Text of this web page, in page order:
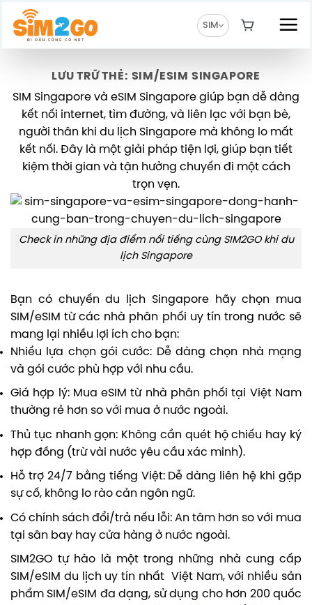
Chuyển
đến
SIM
LƯU TRỮ THẺ: SIM/ESIM SINGAPORE
SIM Singapore và eSIM Singapore giúp bạn dễ dàng
kết nối internet, tìm đường, và liên lạc với bạn bè,
người thân khi du lịch Singapore mà không lo mất
kết nối. Đây là một giải pháp tiện lợi, giúp bạn tiết
kiệm thời gian và tận hưởng chuyến đi một cách
trọn vẹn.
Check in những địa điểm nổi tiếng cùng SIM2GO khi du
lịch Singapore
Bạn có chuyến du lịch Singapore hãy chọn mua
SIM/eSIM từ các nhà phân phối uy tín trong nước sẽ
mang lại nhiều lợi ích cho bạn:
Nhiều lựa chọn gói cước: Dễ dàng chọn nhà mạng
và gói cước phù hợp với nhu cầu.
Giá hợp lý: Mua eSIM từ nhà phân phối tại Việt Nam
thường rẻ hơn so với mua ở nước ngoài.
Thủ tục nhanh gọn: Không cần quét hộ chiếu hay ký
hợp đồng (trừ vài nước yêu cầu xác minh).
Hỗ trợ 24/7 bằng tiếng Việt: Dễ dàng liên hệ khi gặp
sự cố, không lo rào cản ngôn ngữ.
Có chính sách đổi/trả nếu lỗi: An tâm hơn so với mua
tại sân bay hay cửa hàng ở nước ngoài.
SIM2GO tự hào là một trong những nhà cung cấp
SIM/eSIM du lịch uy tín nhất Việt Nam, với nhiều sản
phẩm SIM/eSIM đa dạng, sử dụng cho hơn 200 quốc